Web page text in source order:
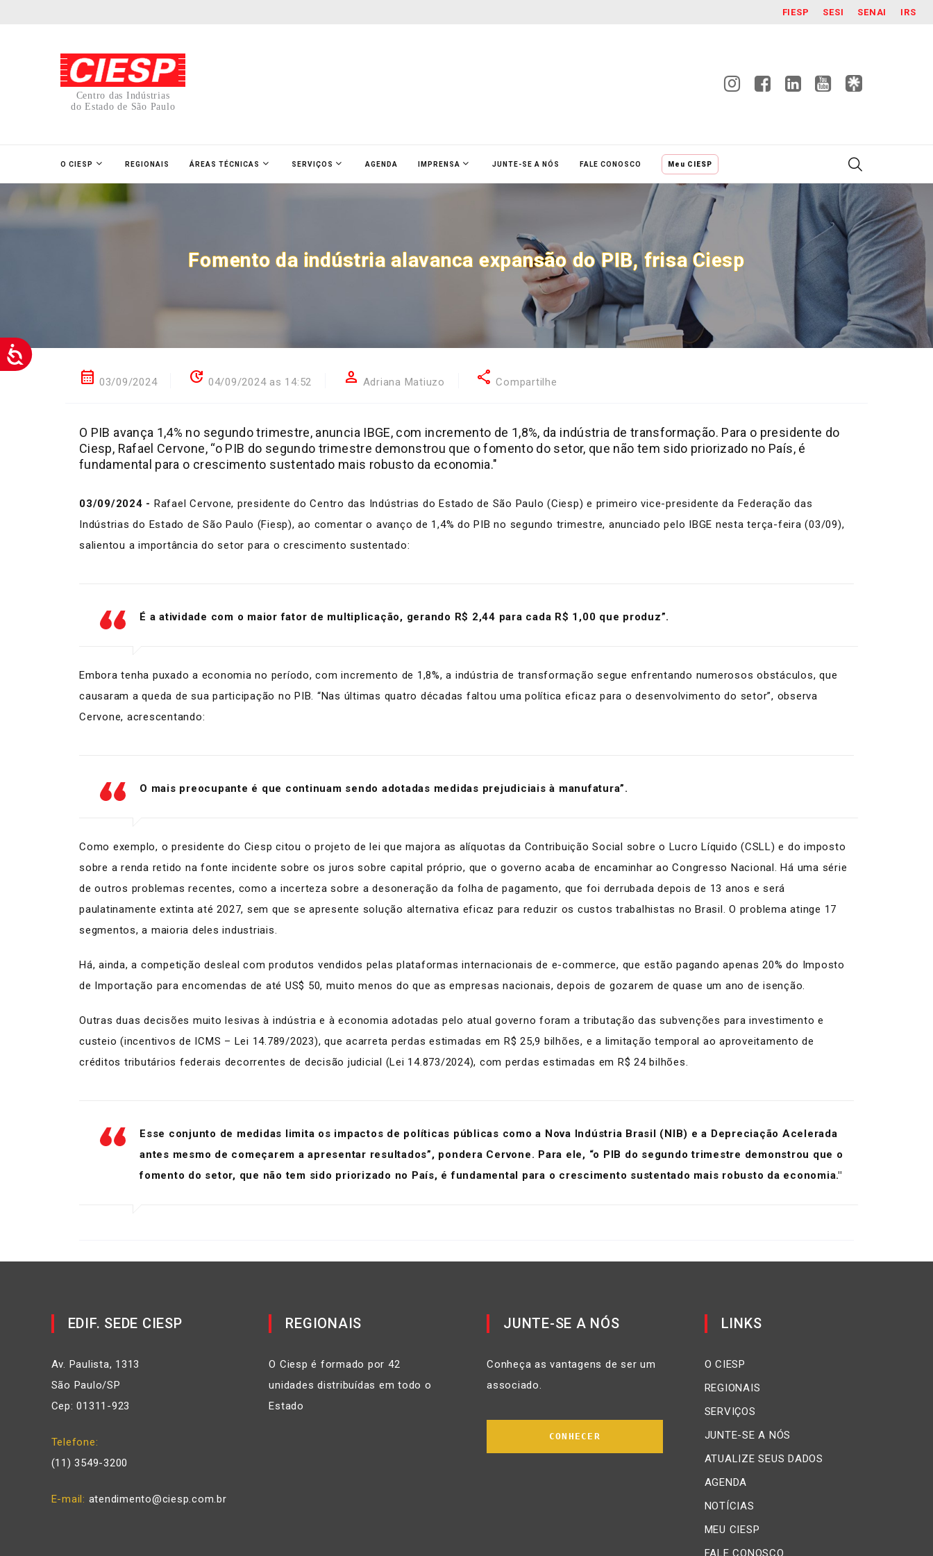
FIESP SESI SENAI IRS
Centro das Indústrias
do Estado de São Paulo
O CIESP REGIONAIS ÁREAS TÉCNICAS SERVIÇOS AGENDA IMPRENSA JUNTE-SE A NÓS FALE CONOSCO Meu CIESP
Fomento da indústria alavanca expansão do PIB, frisa Ciesp
calendar_month 03/09/2024 update 04/09/2024 as 14:52 person Adriana Matiuzo share Compartilhe
O PIB avança 1,4% no segundo trimestre, anuncia IBGE, com incremento de 1,8%, da indústria de transformação. Para o presidente do
Ciesp, Rafael Cervone, “o PIB do segundo trimestre demonstrou que o fomento do setor, que não tem sido priorizado no País, é
fundamental para o crescimento sustentado mais robusto da economia."
03/09/2024 - Rafael Cervone, presidente do Centro das Indústrias do Estado de São Paulo (Ciesp) e primeiro vice-presidente da Federação das
Indústrias do Estado de São Paulo (Fiesp), ao comentar o avanço de 1,4% do PIB no segundo trimestre, anunciado pelo IBGE nesta terça-feira (03/09),
salientou a importância do setor para o crescimento sustentado:
É a atividade com o maior fator de multiplicação, gerando R$ 2,44 para cada R$ 1,00 que produz”.
Embora tenha puxado a economia no período, com incremento de 1,8%, a indústria de transformação segue enfrentando numerosos obstáculos, que
causaram a queda de sua participação no PIB. “Nas últimas quatro décadas faltou uma política eficaz para o desenvolvimento do setor”, observa
Cervone, acrescentando:
O mais preocupante é que continuam sendo adotadas medidas prejudiciais à manufatura”.
Como exemplo, o presidente do Ciesp citou o projeto de lei que majora as alíquotas da Contribuição Social sobre o Lucro Líquido (CSLL) e do imposto
sobre a renda retido na fonte incidente sobre os juros sobre capital próprio, que o governo acaba de encaminhar ao Congresso Nacional. Há uma série
de outros problemas recentes, como a incerteza sobre a desoneração da folha de pagamento, que foi derrubada depois de 13 anos e será
paulatinamente extinta até 2027, sem que se apresente solução alternativa eficaz para reduzir os custos trabalhistas no Brasil. O problema atinge 17
segmentos, a maioria deles industriais.
Há, ainda, a competição desleal com produtos vendidos pelas plataformas internacionais de e-commerce, que estão pagando apenas 20% do Imposto
de Importação para encomendas de até US$ 50, muito menos do que as empresas nacionais, depois de gozarem de quase um ano de isenção.
Outras duas decisões muito lesivas à indústria e à economia adotadas pelo atual governo foram a tributação das subvenções para investimento e
custeio (incentivos de ICMS – Lei 14.789/2023), que acarreta perdas estimadas em R$ 25,9 bilhões, e a limitação temporal ao aproveitamento de
créditos tributários federais decorrentes de decisão judicial (Lei 14.873/2024), com perdas estimadas em R$ 24 bilhões.
Esse conjunto de medidas limita os impactos de políticas públicas como a Nova Indústria Brasil (NIB) e a Depreciação Acelerada
antes mesmo de começarem a apresentar resultados”, pondera Cervone. Para ele, “o PIB do segundo trimestre demonstrou que o
fomento do setor, que não tem sido priorizado no País, é fundamental para o crescimento sustentado mais robusto da economia."
EDIF. SEDE CIESP
Av. Paulista, 1313
São Paulo/SP
Cep: 01311-923
Telefone
(11) 3549-3200
E-mail atendimento@ciesp.com.br
REGIONAIS
O Ciesp é formado por 42
unidades distribuídas em todo o
Estado
JUNTE-SE A NÓS
Conheça as vantagens de ser um
associado.
CONHECER
LINKS
O CIESP
REGIONAIS
SERVIÇOS
JUNTE-SE A NÓS
ATUALIZE SEUS DADOS
AGENDA
NOTÍCIAS
MEU CIESP
FALE CONOSCO